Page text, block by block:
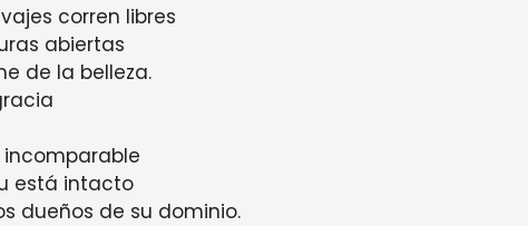
corren libres
abiertas
de la belleza.
incomparable
está intacto
dueños de su dominio.